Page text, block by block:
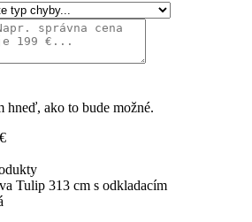
hneď, ako to bude možné.